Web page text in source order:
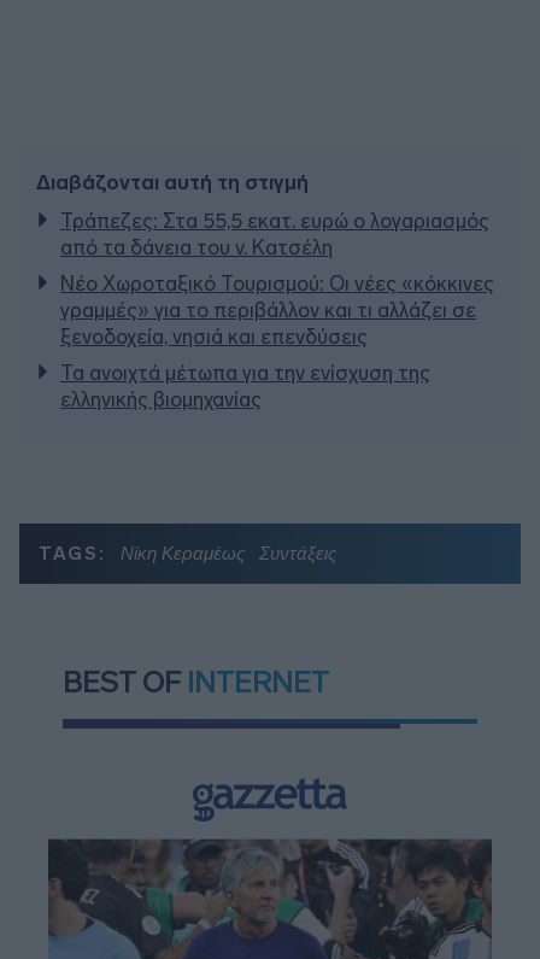
Διαβάζονται αυτή τη στιγμή
Τράπεζες: Στα 55,5 εκατ. ευρώ ο λογαριασμός
από τα δάνεια του ν. Κατσέλη
Νέο Χωροταξικό Τουρισμού: Οι νέες «κόκκινες
γραμμές» για το περιβάλλον και τι αλλάζει σε
ξενοδοχεία, νησιά και επενδύσεις
Τα ανοιχτά μέτωπα για την ενίσχυση της
ελληνικής βιομηχανίας
TAGS: Νίκη Κεραμέως Συντάξεις
BEST OF INTERNET